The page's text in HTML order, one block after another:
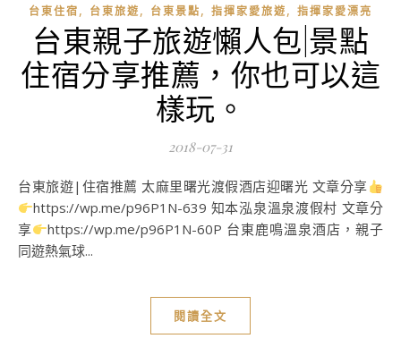
台東住宿, 台東旅遊, 台東景點, 指揮家愛旅遊, 指揮家愛漂亮
台東親子旅遊懶人包|景點
住宿分享推薦，你也可以這
樣玩。
2018-07-31
台東旅遊|住宿推薦 太麻里曙光渡假酒店迎曙光 文章分享
https://wp.me/p96P1N-639 知本泓泉溫泉渡假村 文章分
享
https://wp.me/p96P1N-60P 台東鹿鳴溫泉酒店，親子
同遊熱氣球...
閱讀全文